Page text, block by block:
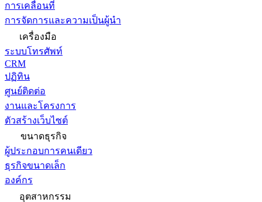
การเคลื่อนที่
การจัดการและความเป็นผู้นำ
เครื่องมือ
ระบบโทรศัพท์
CRM
ปฏิทิน
ศูนย์ติดต่อ
งานและโครงการ
ตัวสร้างเว็บไซต์
ขนาดธุรกิจ
ผู้ประกอบการคนเดียว
ธุรกิจขนาดเล็ก
องค์กร
อุตสาหกรรม